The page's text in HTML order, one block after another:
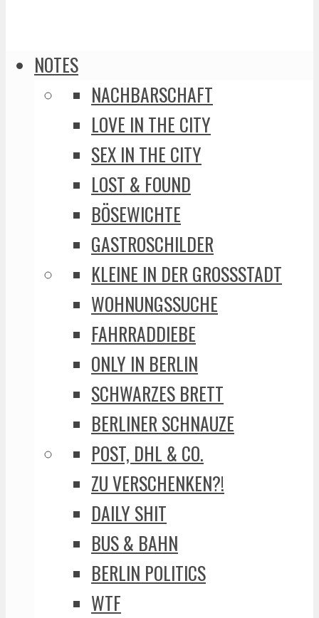
NOTES
NACHBARSCHAFT
LOVE IN THE CITY
SEX IN THE CITY
LOST & FOUND
BÖSEWICHTE
GASTROSCHILDER
KLEINE IN DER GROSSSTADT
WOHNUNGSSUCHE
FAHRRADDIEBE
ONLY IN BERLIN
SCHWARZES BRETT
BERLINER SCHNAUZE
POST, DHL & CO.
ZU VERSCHENKEN?!
DAILY SHIT
BUS & BAHN
BERLIN POLITICS
WTF